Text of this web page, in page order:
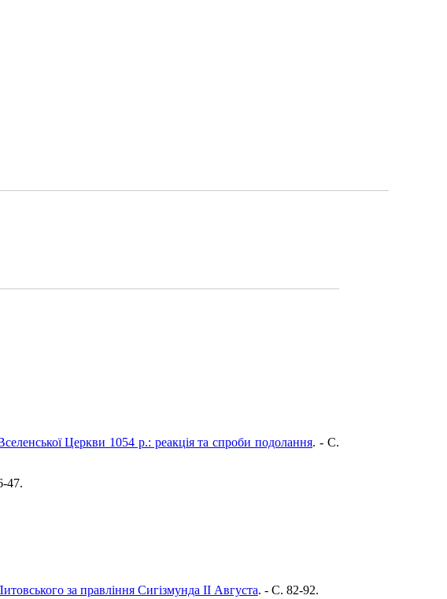
Церкви 1054 р.: реакція та спроби подолання. - C.
47.
за правління Сигізмунда ІІ Августа. - C. 82-92.